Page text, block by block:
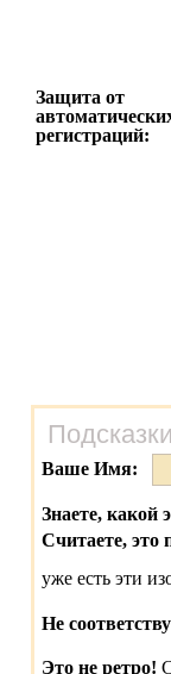
Защита от
регистраций:
Ваше Имя:
Знаете, какой
Считаете, это
уже есть эти
Не
Это не ретро!